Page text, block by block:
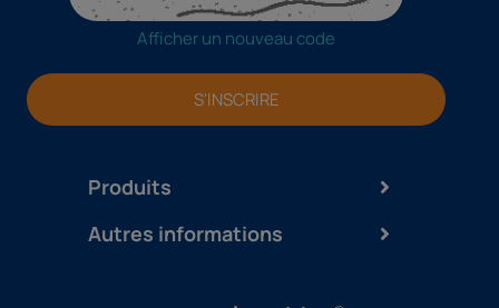
Produits
Afficher un nouveau code
S'INSCRIRE
Autres informations